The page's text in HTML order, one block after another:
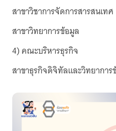
สาขาวิชาการจัดการสารสนเทศ
สาขาวิทยาการข้อมูล
4) คณะบริหารธุรกิจ
สาขาธุรกิจดิจิทัลและวิทยาการ